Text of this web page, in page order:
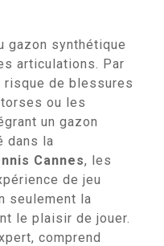
gazon synthétique
articulations. Par
risque de blessures
ou les
un gazon
dans la
Cannes, les
de jeu
seulement la
le plaisir de jouer.
comprend